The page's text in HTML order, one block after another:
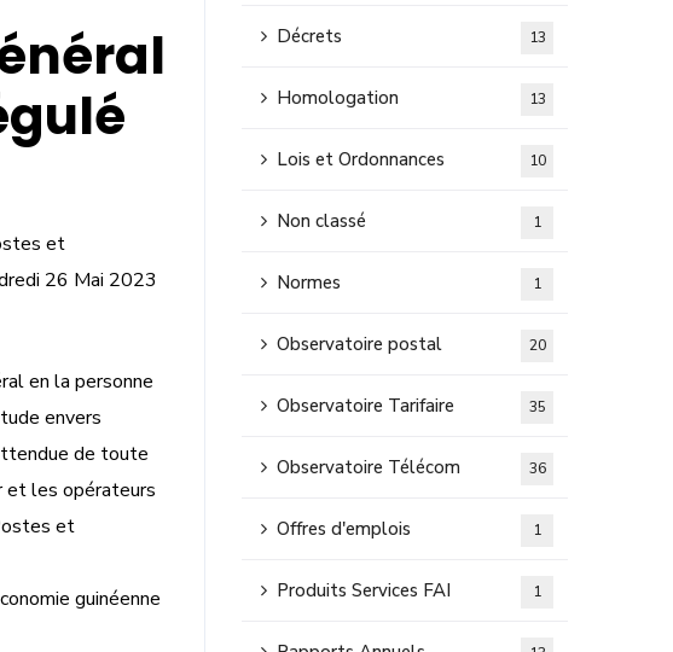
et
26 Mai 2023
en la personne
envers
de toute
et les opérateurs
et
guinéenne
Décrets 13
Homologation 13
Lois et Ordonnances 10
Non classé 1
Normes 1
Observatoire postal 20
Observatoire Tarifaire 35
Observatoire Télécom 36
Offres d'emplois 1
Produits Services FAI 1